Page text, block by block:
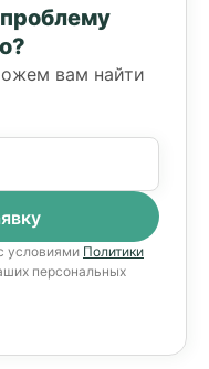
вам найти
условиями Политики
персональных